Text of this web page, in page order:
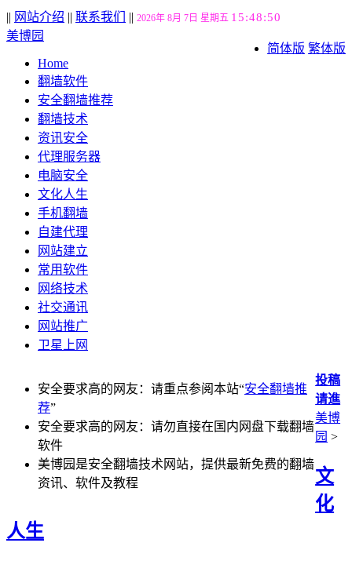
|| 网站介绍 || 联系我们 || 2026年 8月 7日 星期五 15:48:51
简体版 繁体版
美博园
Home
翻墙软件
安全翻墙推荐
翻墙技术
资讯安全
代理服务器
电脑安全
文化人生
手机翻墙
自建代理
网站建立
常用软件
网络技术
社交通讯
网站推广
卫星上网
安全要求高的网友：请重点参阅本站“安全翻墙推
荐”
安全要求高的网友：请勿直接在国内网盘下载翻墙
软件
美博园是安全翻墙技术网站，提供最新免费的翻墙
资讯、软件及教程
投稿
请進
美博
园 >
文
化
人生